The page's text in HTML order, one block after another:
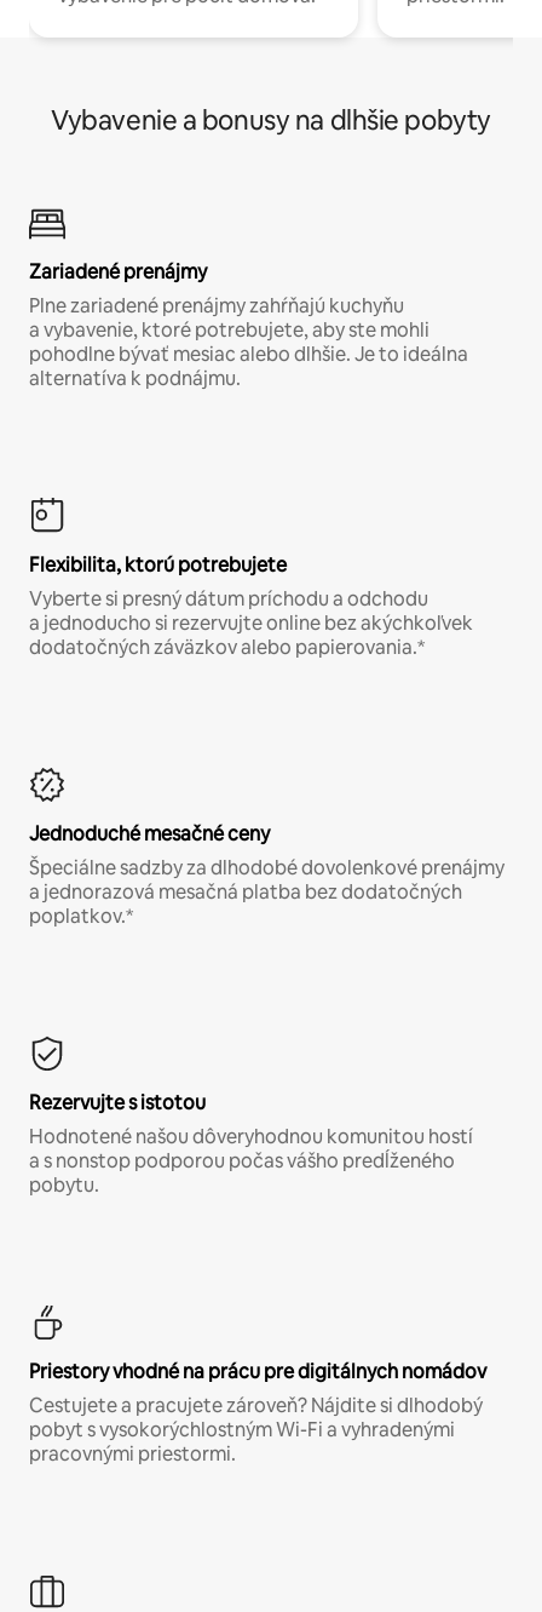
Vybavenie a bonusy na dlhšie pobyty
Zariadené prenájmy
Plne zariadené prenájmy zahŕňajú kuchyňu
a vybavenie, ktoré potrebujete, aby ste mohli
pohodlne bývať mesiac alebo dlhšie. Je to ideálna
alternatíva k podnájmu.
Flexibilita, ktorú potrebujete
Vyberte si presný dátum príchodu a odchodu
a jednoducho si rezervujte online bez akýchkoľvek
dodatočných záväzkov alebo papierovania.*
Jednoduché mesačné ceny
Špeciálne sadzby za dlhodobé dovolenkové prenájmy
a jednorazová mesačná platba bez dodatočných
poplatkov.*
Rezervujte s istotou
Hodnotené našou dôveryhodnou komunitou hostí
a s nonstop podporou počas vášho predĺženého
pobytu.
Priestory vhodné na prácu pre digitálnych nomádov
Cestujete a pracujete zároveň? Nájdite si dlhodobý
pobyt s vysokorýchlostným Wi-Fi a vyhradenými
pracovnými priestormi.